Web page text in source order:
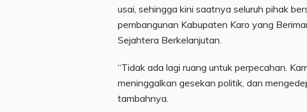
usai, sehingga kini saatnya seluruh pihak
pembangunan Kabupaten Karo yang
Sejahtera Berkelanjutan.
“Tidak ada lagi ruang untuk perpecahan.
meninggalkan gesekan politik, dan
tambahnya.